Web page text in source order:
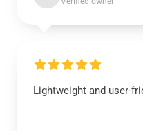
Lightweight and user-